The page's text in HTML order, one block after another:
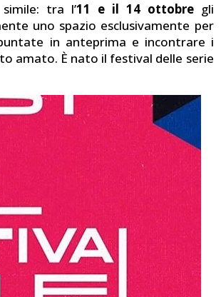
tra l’11 e il 14 ottobre gli
uno spazio esclusivamente per
in anteprima e incontrare i
amato. È nato il festival delle serie